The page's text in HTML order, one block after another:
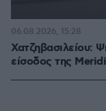
Χατζηβασιλείου:
είσοδος της
06.08.2026, 15:28